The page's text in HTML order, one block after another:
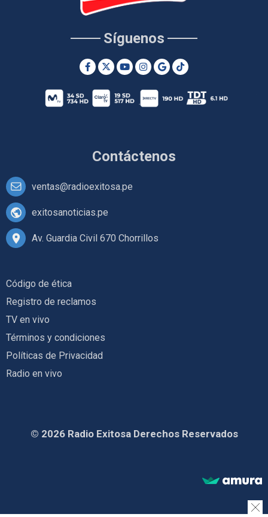
Contáctenos
ventas@radioexitosa.pe
exitosanoticias.pe
Av. Guardia Civil 670 Chorrillos
Síguenos
Código de ética
Registro de reclamos
TV en vivo
Términos y condiciones
Políticas de Privacidad
Radio en vivo
© 2026 Radio Exitosa Derechos Reservados